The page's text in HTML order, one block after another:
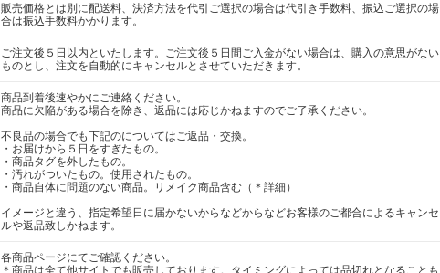
販売価格とは別に配送料、決済方法を代引ご選択の場合は代引き手数料、振込ご選択の場
合は振込手数料かかります。
ご注文後５日以内といたします。ご注文後５日間ご入金がない場合は、購入の意思がない
ものとし、注文を自動的にキャンセルとさせていただきます。
商品到着後速やかにご連絡ください。
商品に欠陥がある場合を除き、返品には応じかねますのでご了承ください。
不良品の場合でも下記のについてはご返品・交換。
・お届けから５日をすぎたもの。
・商品タグを外したもの。
・汚れがついたもの。使用されたもの。
・商品自体に問題のない商品。リメイク商品含む（＊詳細）
イメージと違う、指定希望日に届かないからなどからなどお客様のご都合によるキャンセ
ルや返品致しかねます。
各商品ページにてご確認ください。
＊商品は全て他サイトでも販売しております。タイミングによっては品切れとなることも